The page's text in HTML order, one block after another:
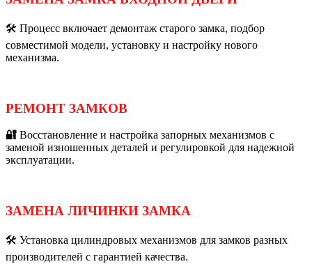
🛠️ Процесс включает демонтаж старого замка, подбор
совместимой модели, установку и настройку нового
механизма.
РЕМОНТ ЗАМКОВ
🔐 Восстановление и настройка запорных механизмов с
заменой изношенных деталей и регулировкой для надежной
эксплуатации.
ЗАМЕНА ЛИЧИНКИ ЗАМКА
🛠️ Установка цилиндровых механизмов для замков разных
производителей с гарантией качества.